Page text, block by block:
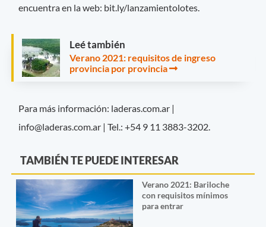
encuentra en la web: bit.ly/lanzamientolotes.
Leé también
Verano 2021: requisitos de ingreso
provincia por provincia
Para más información: laderas.com.ar |
info@laderas.com.ar | Tel.: +54 9 11 3883-3202.
TAMBIÉN TE PUEDE INTERESAR
Verano 2021: Bariloche
con requisitos mínimos
para entrar